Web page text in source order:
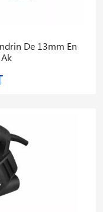
De 13mm En